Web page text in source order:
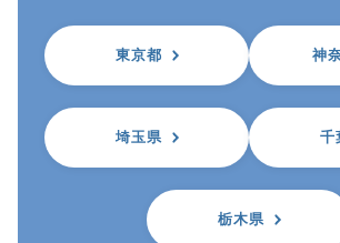
東京都 神
埼玉県 千
栃木県